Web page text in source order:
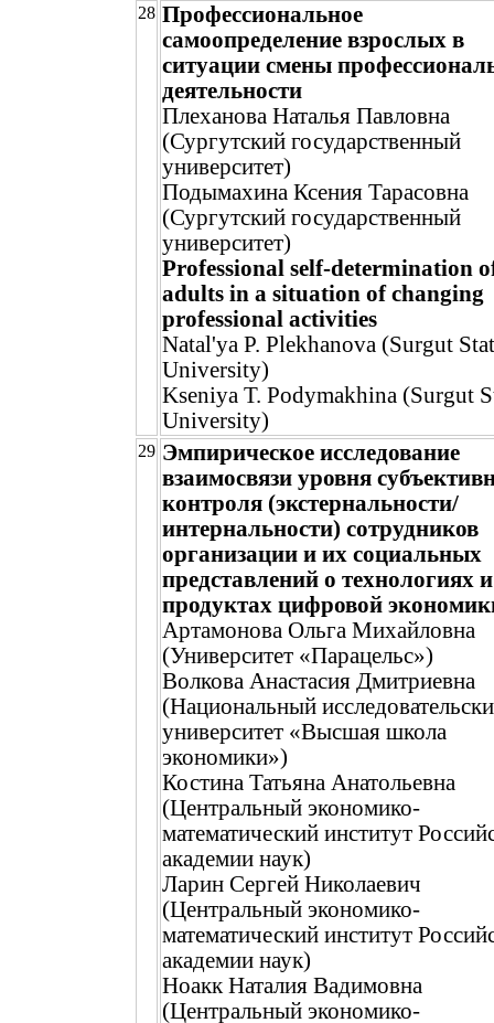
28 Профессиональное
самоопределение взрослых в
ситуации смены
деятельности
Плеханова Наталья Павловна
(Сургутский государственный
университет)
Подымахина Ксения Тарасовна
(Сургутский государственный
университет)
Professional self-determination
adults in a situation of changing
professional activities
Natal'ya P. Plekhanova (Surgut
University)
Kseniya T. Podymakhina (Surgut
University)
29 Эмпирическое исследование
взаимосвязи уровня
контроля (экстернальности/
интернальности) сотрудников
организации и их социальных
представлений о технологиях и
продуктах цифровой
Артамонова Ольга Михайловна
(Университет «Парацельс»)
Волкова Анастасия Дмитриевна
(Национальный
университет «Высшая школа
экономики»)
Костина Татьяна Анатольевна
(Центральный экономико-
математический институт
академии наук)
Ларин Сергей Николаевич
(Центральный экономико-
математический институт
академии наук)
Ноакк Наталия Вадимовна
(Центральный экономико-